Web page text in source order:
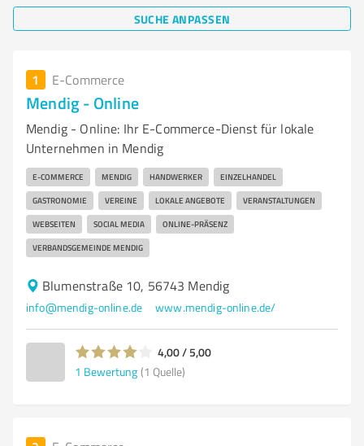
SUCHE ANPASSEN
1 E-Commerce
Mendig - Online
Mendig - Online: Ihr E-Commerce-Dienst für lokale
Unternehmen in Mendig
E-COMMERCE MENDIG HANDWERKER EINZELHANDEL
GASTRONOMIE VEREINE LOKALE ANGEBOTE VERANSTALTUNGEN
WEBSEITEN SOCIAL MEDIA ONLINE-PRÄSENZ
VERBANDSGEMEINDE MENDIG
Blumenstraße 10, 56743 Mendig
info@mendig-online.de www.mendig-online.de/
4,00 / 5,00
1 Bewertung (1 Quelle)